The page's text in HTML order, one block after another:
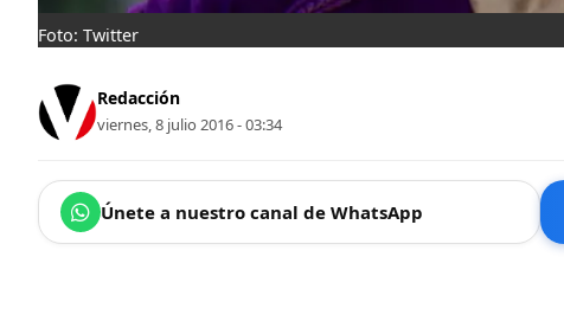
Foto: Twitter
Redacción
viernes, 8 julio 2016 - 03:34
Únete a nuestro canal de WhatsApp